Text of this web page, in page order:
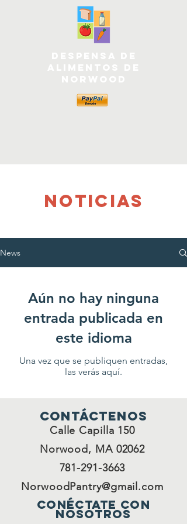
NOTICIAS
News
Aún no hay ninguna
entrada publicada en
este idioma
Una vez que se publiquen entradas,
las verás aquí.
Contáctenos
Calle Capilla 150
Norwood, MA 02062
781-291-3663
NorwoodPantry@gmail.com
Conéctate con
nosotros